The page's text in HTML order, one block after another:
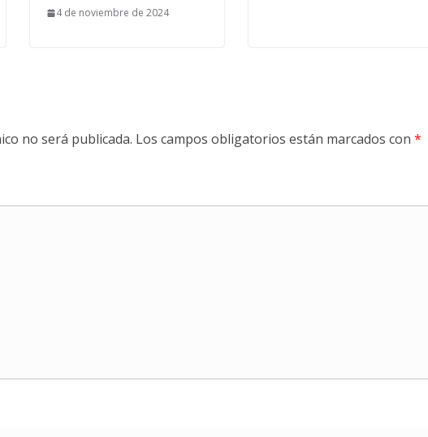
4 de noviembre de 2024
no será publicada. Los campos obligatorios están marcados con *